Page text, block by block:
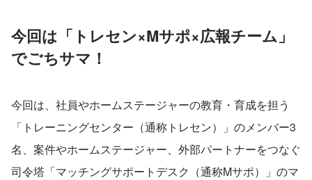
今回は「トレセン×Mサポ×広報チーム」
でごちサマ！
今回は、社員やホームステージャーの教育・育成を担う
「トレーニングセンター（通称トレセン）」のメンバー3
名、案件やホームステージャー、外部パートナーをつなぐ
司令塔「マッチングサポートデスク（通称Mサポ）」のマ